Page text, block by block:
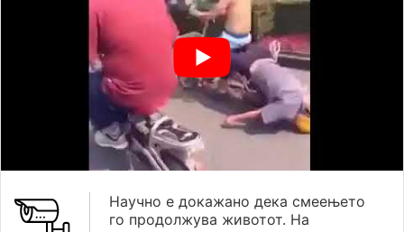
Научно е докажано дека смеењето
го продолжува животот. На